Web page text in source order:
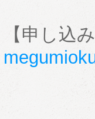
【申し